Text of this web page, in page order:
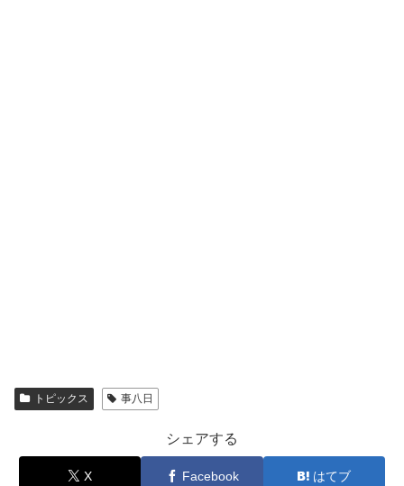
トピックス 事八日
シェアする
X Facebook はてブ